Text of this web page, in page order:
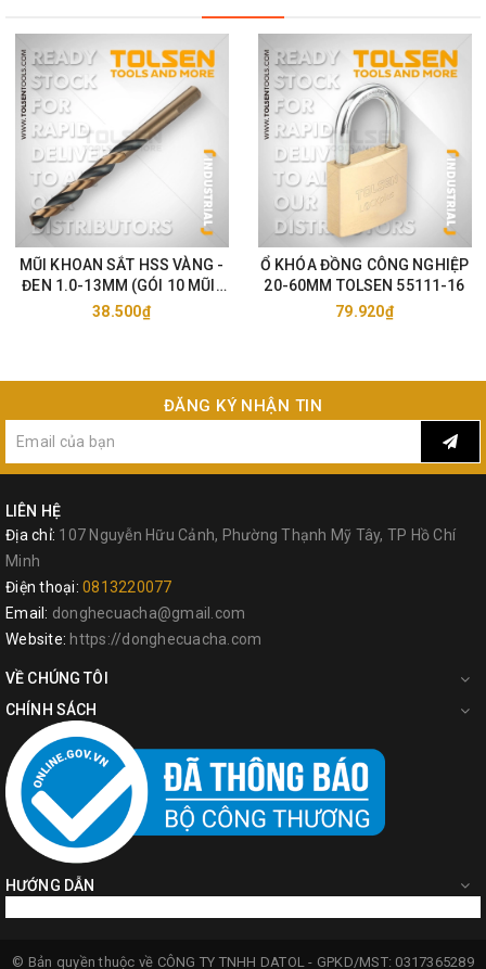
MŨI KHOAN SẮT HSS VÀNG -
ĐEN 1.0-13MM (GÓI 10 MŨI)
TOLSEN 75105-33
38.500₫
Ổ KHÓA ĐỒNG CÔNG NGHIỆP
20-60MM TOLSEN 55111-16
79.920₫
ĐĂNG KÝ NHẬN TIN
LIÊN HỆ
Địa chỉ: 107 Nguyễn Hữu Cảnh, Phường Thạnh Mỹ Tây, TP Hồ Chí
Minh
Điện thoại: 0813220077
Email: donghecuacha@gmail.com
Website: https://donghecuacha.com
VỀ CHÚNG TÔI
CHÍNH SÁCH
HƯỚNG DẪN
© Bản quyền thuộc về CÔNG TY TNHH DATOL - GPKD/MST: 0317365289